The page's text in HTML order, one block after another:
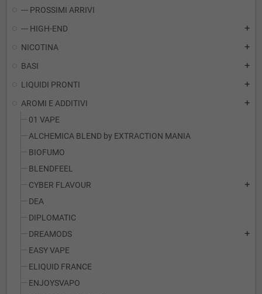
--- PROSSIMI ARRIVI
--- HIGH-END
add
NICOTINA add
BASI add
LIQUIDI PRONTI add
AROMI E ADDITIVI add
01 VAPE
ALCHEMICA BLEND by EXTRACTION MANIA
BIOFUMO
BLENDFEEL
CYBER FLAVOUR
add
DEA
DIPLOMATIC
DREAMODS
add
EASY VAPE
ELIQUID FRANCE
ENJOYSVAPO